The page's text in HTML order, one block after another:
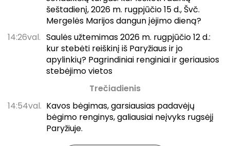
šeštadienį, 2026 m. rugpjūčio 15 d., Švč.
Mergelės Marijos dangun įėjimo dieną?
14:26val. Saulės užtemimas 2026 m. rugpjūčio 12 d.:
kur stebėti reiškinį iš Paryžiaus ir jo
apylinkių? Pagrindiniai renginiai ir geriausios
stebėjimo vietos
Trečiadienis
14:54val. Kavos bėgimas, garsiausias padavėjų
bėgimo renginys, galiausiai neįvyks rugsėjį
Paryžiuje.